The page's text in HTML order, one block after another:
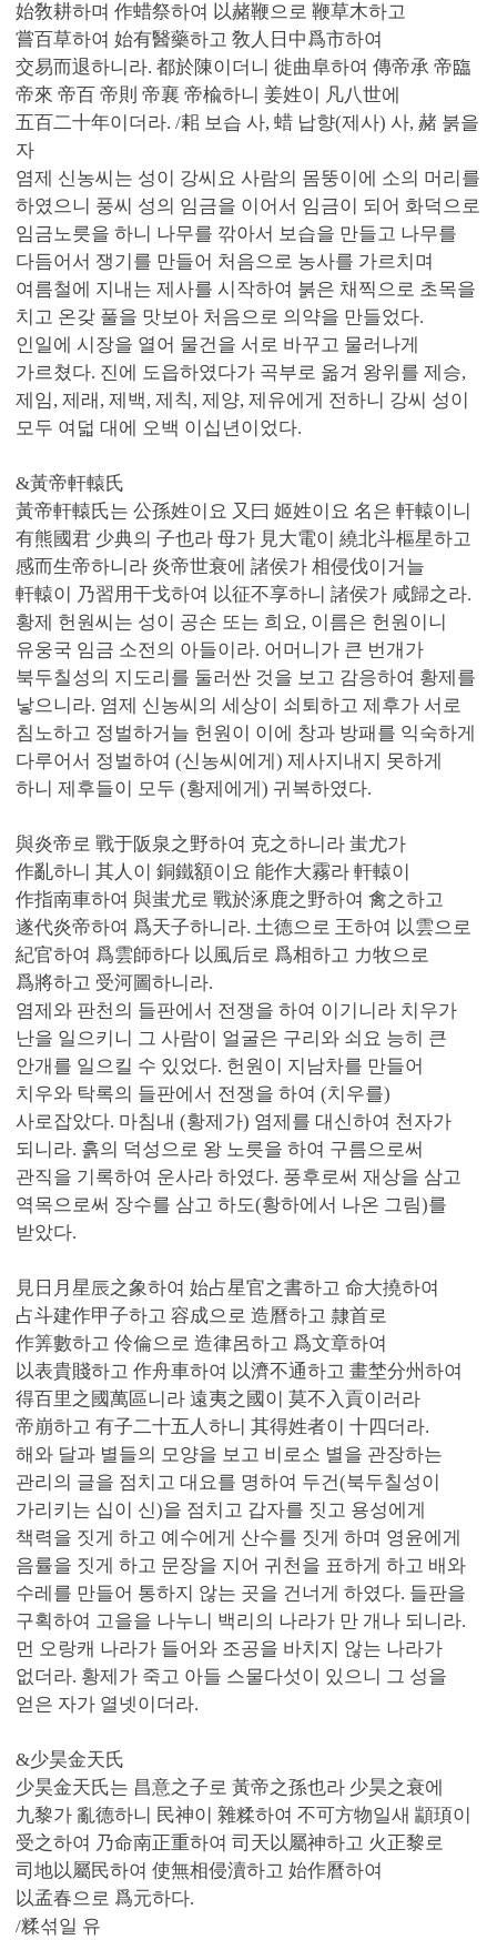
始敎耕하며 作蜡祭하여 以赭鞭으로 鞭草木하고
嘗百草하여 始有醫藥하고 敎人日中爲市하여
交易而退하니라. 都於陳이더니 徙曲阜하여 傳帝承 帝臨
帝來 帝百 帝則 帝襄 帝楡하니 姜姓이 凡八世에
五百二十年이더라. /耜 보습 사, 蜡 납향(제사) 사, 赭 붉을
자
염제 신농씨는 성이 강씨요 사람의 몸뚱이에 소의 머리를
하였으니 풍씨 성의 임금을 이어서 임금이 되어 화덕으로
임금노릇을 하니 나무를 깎아서 보습을 만들고 나무를
다듬어서 쟁기를 만들어 처음으로 농사를 가르치며
여름철에 지내는 제사를 시작하여 붉은 채찍으로 초목을
치고 온갖 풀을 맛보아 처음으로 의약을 만들었다.
인일에 시장을 열어 물건을 서로 바꾸고 물러나게
가르쳤다. 진에 도읍하였다가 곡부로 옮겨 왕위를 제승,
제임, 제래, 제백, 제칙, 제양, 제유에게 전하니 강씨 성이
모두 여덟 대에 오백 이십년이었다.
&黃帝軒轅氏
黃帝軒轅氏는 公孫姓이요 又曰 姬姓이요 名은 軒轅이니
有熊國君 少典의 子也라 母가 見大電이 繞北斗樞星하고
感而生帝하니라 炎帝世衰에 諸侯가 相侵伐이거늘
軒轅이 乃習用干戈하여 以征不享하니 諸侯가 咸歸之라.
황제 헌원씨는 성이 공손 또는 희요, 이름은 헌원이니
유웅국 임금 소전의 아들이라. 어머니가 큰 번개가
북두칠성의 지도리를 둘러싼 것을 보고 감응하여 황제를
낳으니라. 염제 신농씨의 세상이 쇠퇴하고 제후가 서로
침노하고 정벌하거늘 헌원이 이에 창과 방패를 익숙하게
다루어서 정벌하여 (신농씨에게) 제사지내지 못하게
하니 제후들이 모두 (황제에게) 귀복하였다.
與炎帝로 戰于阪泉之野하여 克之하니라 蚩尤가
作亂하니 其人이 銅鐵額이요 能作大霧라 軒轅이
作指南車하여 與蚩尤로 戰於涿鹿之野하여 禽之하고
遂代炎帝하여 爲天子하니라. 土德으로 王하여 以雲으로
紀官하여 爲雲師하다 以風后로 爲相하고 力牧으로
爲將하고 受河圖하니라.
염제와 판천의 들판에서 전쟁을 하여 이기니라 치우가
난을 일으키니 그 사람이 얼굴은 구리와 쇠요 능히 큰
안개를 일으킬 수 있었다. 헌원이 지남차를 만들어
치우와 탁록의 들판에서 전쟁을 하여 (치우를)
사로잡았다. 마침내 (황제가) 염제를 대신하여 천자가
되니라. 흙의 덕성으로 왕 노릇을 하여 구름으로써
관직을 기록하여 운사라 하였다. 풍후로써 재상을 삼고
역목으로써 장수를 삼고 하도(황하에서 나온 그림)를
받았다.
見日月星辰之象하여 始占星官之書하고 命大撓하여
占斗建作甲子하고 容成으로 造曆하고 隸首로
作筭數하고 伶倫으로 造律呂하고 爲文章하여
以表貴賤하고 作舟車하여 以濟不通하고 畫埜分州하여
得百里之國萬區니라 遠夷之國이 莫不入貢이러라
帝崩하고 有子二十五人하니 其得姓者이 十四더라.
해와 달과 별들의 모양을 보고 비로소 별을 관장하는
관리의 글을 점치고 대요를 명하여 두건(북두칠성이
가리키는 십이 신)을 점치고 갑자를 짓고 용성에게
책력을 짓게 하고 예수에게 산수를 짓게 하며 영윤에게
음률을 짓게 하고 문장을 지어 귀천을 표하게 하고 배와
수레를 만들어 통하지 않는 곳을 건너게 하였다. 들판을
구획하여 고을을 나누니 백리의 나라가 만 개나 되니라.
먼 오랑캐 나라가 들어와 조공을 바치지 않는 나라가
없더라. 황제가 죽고 아들 스물다섯이 있으니 그 성을
얻은 자가 열넷이더라.
&少昊金天氏
少昊金天氏는 昌意之子로 黃帝之孫也라 少昊之衰에
九黎가 亂德하니 民神이 雜糅하여 不可方物일새 顓頊이
受之하여 乃命南正重하여 司天以屬神하고 火正黎로
司地以屬民하여 使無相侵瀆하고 始作曆하여
以孟春으로 爲元하다.
/糅섞일 유